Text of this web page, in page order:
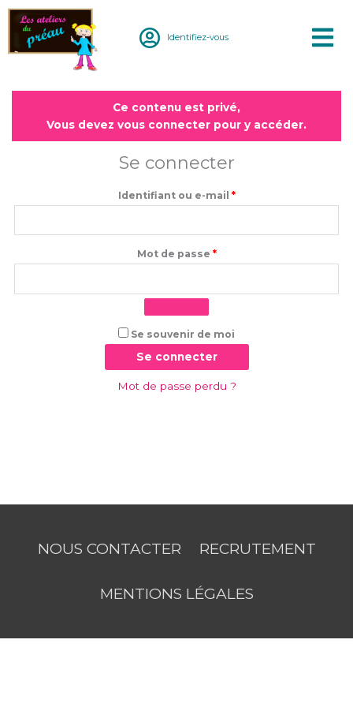
Aller
contenu
Identifiez-vous
Ce contenu est privé,
Vous devez vous connecter pour y accéder.
Se connecter
Identifiant ou e-mail *
Mot de passe *
Obligatoire
Se souvenir de moi
Se connecter
Mot de passe perdu ?
NOUS CONTACTER RECRUTEMENT
MENTIONS LÉGALES